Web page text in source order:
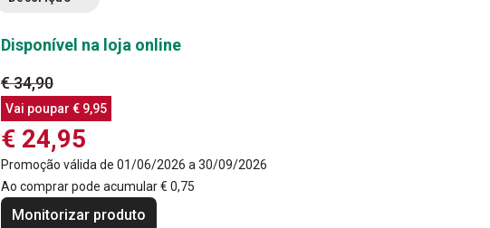
Disponível na loja online
€ 34,90
Vai poupar € 9,95
€ 24,95
Promoção válida de 01/06/2026 a 30/09/2026
Ao comprar pode acumular€ 0,75
Monitorizar produto